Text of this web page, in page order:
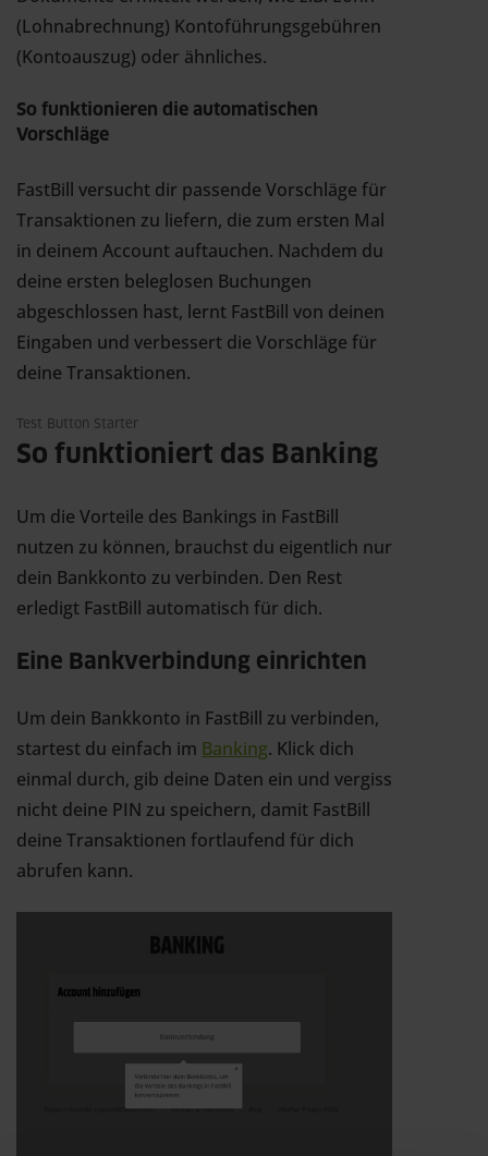
(Lohnabrechnung) Kontoführungsgebühren
(Kontoauszug) oder ähnliches.
So funktionieren die automatischen
Vorschläge
FastBill versucht dir passende Vorschläge für
Transaktionen zu liefern, die zum ersten Mal
in deinem Account auftauchen. Nachdem du
deine ersten beleglosen Buchungen
abgeschlossen hast, lernt FastBill von deinen
Eingaben und verbessert die Vorschläge für
deine Transaktionen.
Test Button Starter
So funktioniert das Banking
Um die Vorteile des Bankings in FastBill
nutzen zu können, brauchst du eigentlich nur
dein Bankkonto zu verbinden. Den Rest
erledigt FastBill automatisch für dich.
Eine Bankverbindung einrichten
Um dein Bankkonto in FastBill zu verbinden,
startest du einfach im Banking. Klick dich
einmal durch, gib deine Daten ein und vergiss
nicht deine PIN zu speichern, damit FastBill
deine Transaktionen fortlaufend für dich
abrufen kann.